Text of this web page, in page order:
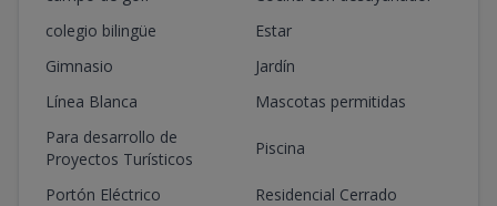
colegio bilingüe
Estar
Gimnasio
Jardín
Línea Blanca
Mascotas permitidas
Para desarrollo de
Proyectos Turísticos
Piscina
Portón Eléctrico
Residencial Cerrado